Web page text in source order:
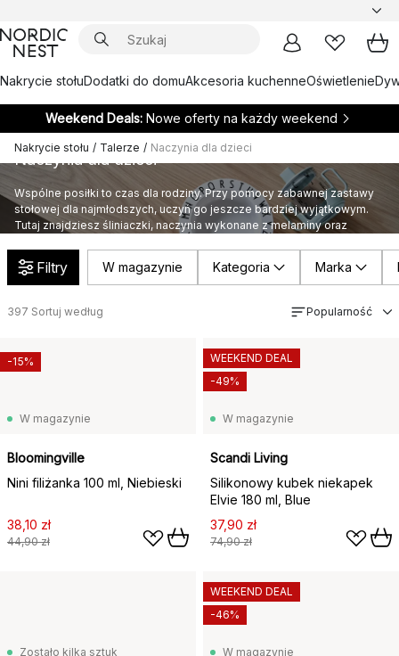
Nakrycie stołuDodatki do domuAkcesoria kuchenneOświetlenie
Weekend Deals: Nowe oferty na każdy weekend
Nakrycie stołu / Talerze / Naczynia dla dzieci
Naczynia dla dzieci
Wspólne posiłki to czas dla rodziny. Przy pomocy zabawnej zastawy
stołowej dla najmłodszych, uczyń go jeszcze bardziej wyjątkowym.
Tutaj znajdziesz śliniaczki, naczynia wykonane z melaminy oraz
Filtry W magazynie Kategoria Marka
397 Sortuj według Popularność
W magazynie
Bloomingville
Nini filiżanka 100 ml, Niebieski
38,10 zł
44,90 zł
-15%
W magazynie
Scandi Living
Silikonowy kubek niekapek
Elvie 180 ml, Blue
37,90 zł
74,90 zł
WEEKEND DEAL
-49%
Zostało kilka sztuk W magazynie
WEEKEND DEAL
-46%